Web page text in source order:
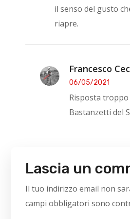
il senso del gusto
riapre.
Francesco
06/05/2021
Risposta
Bastanzetti del
Lascia un
Il tuo indirizzo email non
campi obbligatori sono